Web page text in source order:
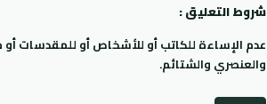
شروط التعليق :
عدم الإساءة للكاتب أو للأشخاص أو للمقدسات أو
والعنصري والشتائم.